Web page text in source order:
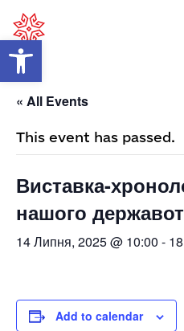
Відкрити Панель інструментів
« All Events
This event has passed.
Виставка-
нашого
14 Липня, 2025 @ 10:00 -
Add to calendar